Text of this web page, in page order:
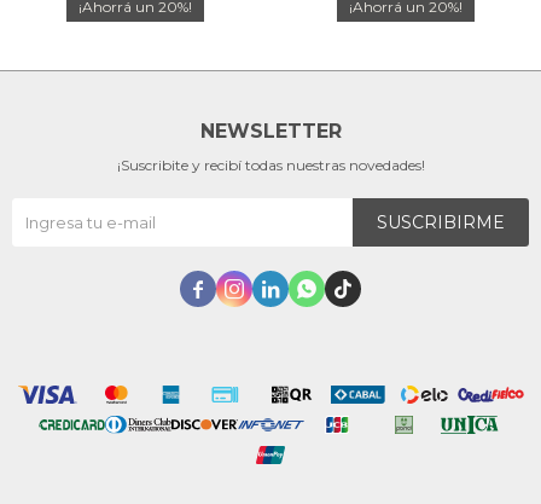
20 20
NEWSLETTER
¡Suscribite y recibí todas nuestras novedades!
SUSCRIBIRME
    